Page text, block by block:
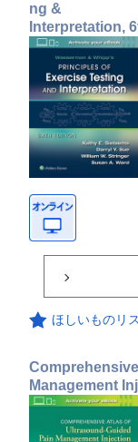
ng &
Interpretation,
ほしいものリ
Management